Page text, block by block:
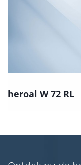
heroal W 72 RL